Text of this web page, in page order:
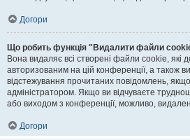
Догори
Що робить функція "Видалити файли
Вона видаляє всі створені файли cookie, які
авторизованим на цій конференції, а також
відстежування прочитаних повідомлень, якщо
адміністратором. Якщо ви відчуваєте
або виходом з конференції, можливо,
Догори